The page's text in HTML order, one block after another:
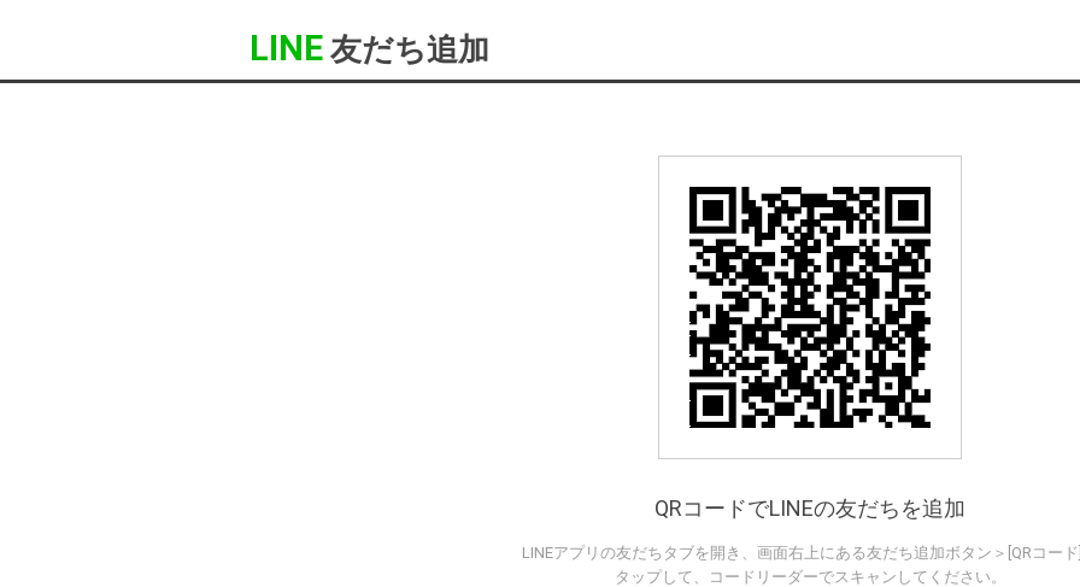
LINE 友だち追加
QRコードでLINEの友だちを追加
LINEアプリの友だちタブを開き、画面右上にある友だち追加ボタン＞[QRコー
タップして、コードリーダーでスキャンしてください。